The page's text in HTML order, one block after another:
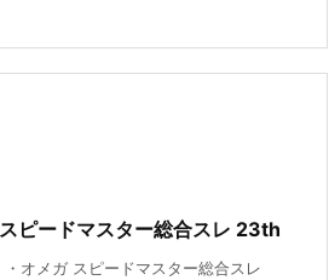
ピードマスター総合スレ 23th
・オメガ スピードマスター総合スレ